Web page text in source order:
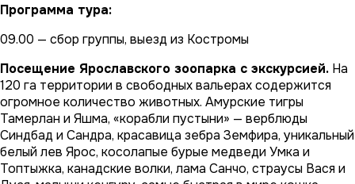
Программа тура:
09.00 — сбор группы, выезд из Костромы
Посещение Ярославского зоопарка с экскурсией. На
120 га территории в свободных вальерах содержится
огромное количество животных. Амурские тигры
Тамерлан и Яшма, «корабли пустыни» — верблюды
Синдбад и Сандра, красавица зебра Земфира, уникальный
белый лев Ярос, косолапые бурые медведи Умка и
Топтыжка, канадские волки, лама Санчо, страусы Вася и